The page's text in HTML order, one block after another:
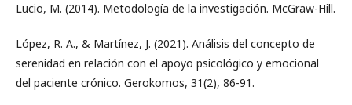
Lucio, M. (2014). Metodología de la investigación. McGraw-Hill.
López, R. A., & Martínez, J. (2021). Análisis del concepto de
serenidad en relación con el apoyo psicológico y emocional
del paciente crónico. Gerokomos, 31(2), 86-91.